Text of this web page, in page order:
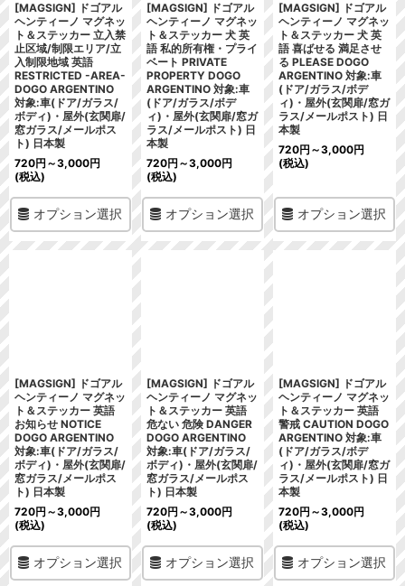
[MAGSIGN] ドゴアル
ヘンティーノ マグネッ
ト＆ステッカー 立入禁
止区域/制限エリア/立
入制限地域 英語
RESTRICTED -AREA-
DOGO ARGENTINO
対象:車(ドア/ガラス/
ボディ)・屋外(玄関扉/
窓ガラス/メールポス
ト) 日本製
720円 ～3,000円
(税込)
オプション選択
[MAGSIGN] ドゴアル
ヘンティーノ マグネッ
ト＆ステッカー 犬 英
語 私的所有権・プライ
ベート PRIVATE
PROPERTY DOGO
ARGENTINO 対象:車
(ドア/ガラス/ボデ
ィ)・屋外(玄関扉/窓ガ
ラス/メールポスト) 日
本製
720円 ～3,000円
(税込)
オプション選択
[MAGSIGN] ドゴアル
ヘンティーノ マグネッ
ト＆ステッカー 犬 英
語 喜ばせる 満足させ
る PLEASE DOGO
ARGENTINO 対象:車
(ドア/ガラス/ボデ
ィ)・屋外(玄関扉/窓ガ
ラス/メールポスト) 日
本製
720円 ～3,000円
(税込)
オプション選択
[MAGSIGN] ドゴアル
ヘンティーノ マグネッ
ト＆ステッカー 英語
お知らせ NOTICE
DOGO ARGENTINO
対象:車(ドア/ガラス/
ボディ)・屋外(玄関扉/
窓ガラス/メールポス
ト) 日本製
720円 ～3,000円
(税込)
オプション選択
[MAGSIGN] ドゴアル
ヘンティーノ マグネッ
ト＆ステッカー 英語
危ない 危険 DANGER
DOGO ARGENTINO
対象:車(ドア/ガラス/
ボディ)・屋外(玄関扉/
窓ガラス/メールポス
ト) 日本製
720円 ～3,000円
(税込)
オプション選択
[MAGSIGN] ドゴアル
ヘンティーノ マグネッ
ト＆ステッカー 英語
警戒 CAUTION DOGO
ARGENTINO 対象:車
(ドア/ガラス/ボデ
ィ)・屋外(玄関扉/窓ガ
ラス/メールポスト) 日
本製
720円 ～3,000円
(税込)
オプション選択